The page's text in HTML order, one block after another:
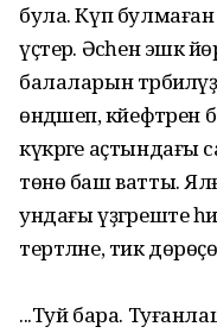
була. Күп
үҫтерә. Әсәһен эшкә
балаларын
өндәшеп, кәйефтәрен
күкрәге аҫтындағы
төнө баш ватты.
ундағы үҙгәреште
тертләне, тик
...Туй бара.